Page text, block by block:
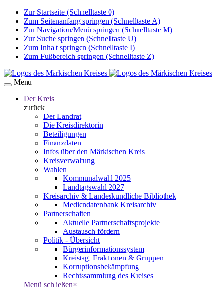
Zur Startseite (Schnelltaste 0)
Zum Seitenanfang springen (Schnelltaste A)
Zur Navigation/Menü springen (Schnelltaste M)
Zur Suche springen (Schnelltaste U)
Zum Inhalt springen (Schnelltaste I)
Zum Fußbereich springen (Schnelltaste Z)
Menu
Der Kreis
zurück
Der Landrat
Die Kreisdirektorin
Beteiligungen
Finanzdaten
Infos über den Märkischen Kreis
Kreisverwaltung
Wahlen
Kommunalwahl 2025
Landtagswahl 2027
Kreisarchiv & Landeskundliche Bibliothek
Mediendatenbank Kreisarchiv
Partnerschaften
Aktuelle Partnerschaftsprojekte
Austausch fördern
Politik - Übersicht
Bürgerinformationssystem
Kreistag, Fraktionen & Gruppen
Korruptionsbekämpfung
Rechtssammlung des Kreises
Menü schließen×